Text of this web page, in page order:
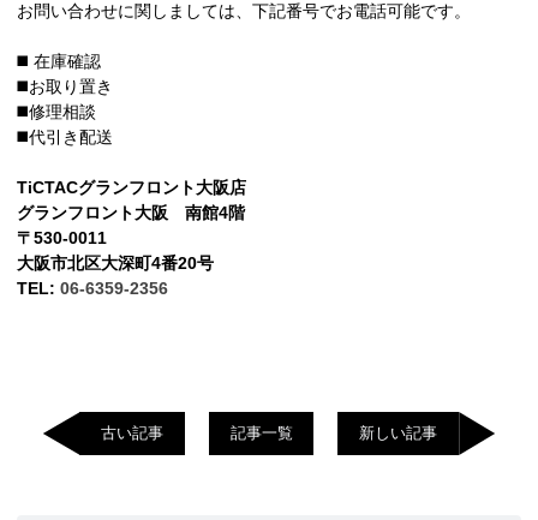
お問い合わせに関しましては、下記番号でお電話可能です。
◼️ 在庫確認
◼️お取り置き
◼️修理相談
◼️代引き配送
TiCTACグランフロント大阪店
グランフロント大阪 南館4階
〒530-0011
大阪市北区大深町4番20号
TEL: 06-6359-2356
古い記事 記事一覧 新しい記事